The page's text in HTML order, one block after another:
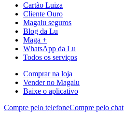
Cartão Luiza
Cliente Ouro
Magalu seguros
Blog da Lu
Maga +
WhatsApp da Lu
Todos os serviços
Comprar na loja
Vender no Magalu
Baixe o aplicativo
Compre pelo telefoneCompre pelo chat